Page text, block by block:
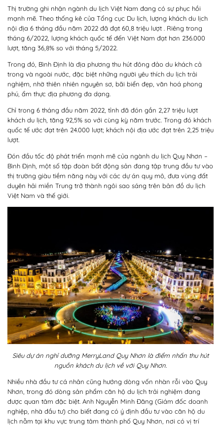
Thị trường ghi nhận ngành du lịch Việt Nam đang có sự phục hồi
mạnh mẽ. Theo thống kê của Tổng cục Du lịch, lượng khách du lịch
nội địa 6 tháng đầu năm 2022 đã đạt 60,8 triệu lượt . Riêng trong
tháng 6/2022, lượng khách quốc tế đến Việt Nam đạt hơn 236.000
lượt, tăng 36,8% so với tháng 5/2022.
Trong đó, Bình Định là địa phương thu hút đông đảo du khách cả
trong và ngoài nước, đặc biệt những người yêu thích du lịch trải
nghiệm, nhờ thiên nhiên nguyên sơ, bãi biển đẹp, văn hoá phong
phú, ẩm thực địa phương đa dạng.
Chỉ trong 6 tháng đầu năm 2022, tỉnh đã đón gần 2,27 triệu lượt
khách du lịch, tăng 92,5% so với cùng kỳ năm trước. Trong đó khách
quốc tế ước đạt trên 24.000 lượt; khách nội địa ước đạt trên 2,25 triệu
lượt.
Đón đầu tốc độ phát triển mạnh mẽ của ngành du lịch Quy Nhơn –
Bình Định, một số tập đoàn bất động sản đang tập trung đầu tư vào
thị trường giàu tiềm năng này với các dự án quy mô, đưa vùng đất
duyên hải miền Trung trở thành ngôi sao sáng trên bản đồ du lịch
Việt Nam và thế giới.
Siêu dự án nghỉ dưỡng MerryLand Quy Nhơn là điểm nhấn thu hút
nguồn khách du lịch về với Quy Nhơn.
Nhiều nhà đầu tư cá nhân cũng hướng dòng vốn nhàn rỗi vào Quy
Nhơn, trong đó dòng sản phẩm căn hộ du lịch trải nghiệm đang
được quan tâm đặc biệt. Anh Nguyễn Minh Đăng (Giám đốc doanh
nghiệp, nhà đầu tư) cho biết đang có ý định đầu tư vào căn hộ du
lịch nằm tại khu vực trung tâm thành phố Quy Nhơn, nơi có vị trí